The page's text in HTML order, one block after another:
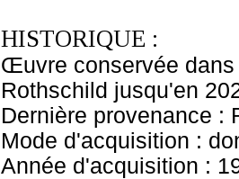
HISTORIQUE :
Œuvre conservée dans
Rothschild jusqu'en
Dernière provenance :
Mode d'acquisition :
Année d'acquisition :